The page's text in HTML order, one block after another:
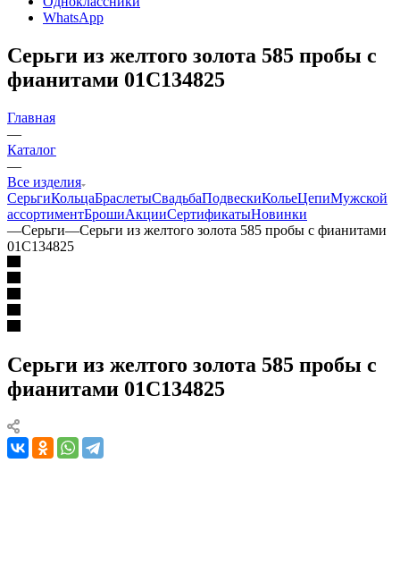
WhatsApp
Серьги из желтого золота 585 пробы с
фианитами 01С134825
Главная
—
Каталог
—
Все изделия
СерьгиКольцаБраслетыСвадьбаПодвескиКольеЦепиМужской
ассортиментБрошиАкцииСертификатыНовинки
—Серьги—Серьги из желтого золота 585 пробы с фианитами
01С134825
Серьги из желтого золота 585 пробы с
фианитами 01С134825